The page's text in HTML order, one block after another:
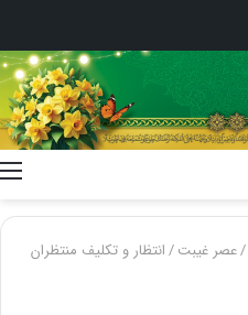
/عصر غیبت/انتظار و تکلیف منتظران